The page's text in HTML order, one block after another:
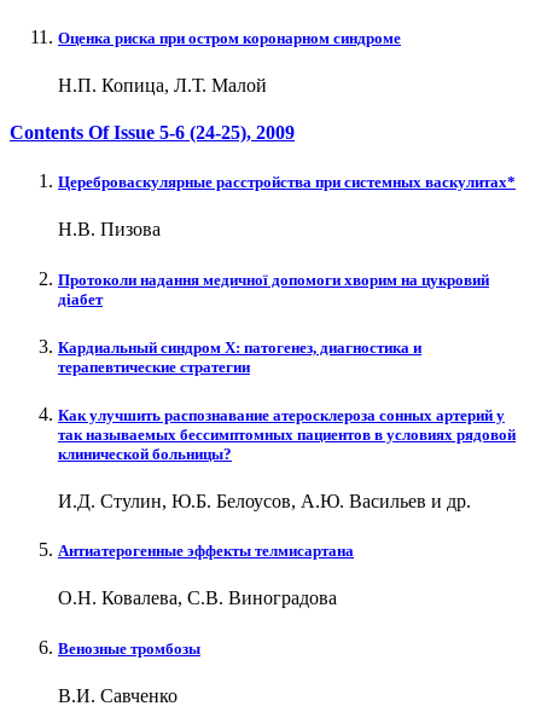
Оценка риска при остром коронарном синдроме
Н.П. Копица, Л.Т. Малой
Contents Of Issue 5-6 (24-25), 2009
Цереброваскулярные расстройства при системных васкулитах*
Н.В. Пизова
Протоколи надання медичної допомоги хворим на цукровий
діабет
Кардиальный синдром Х: патогенез, диагностика и
терапевтические стратегии
Как улучшить распознавание атеросклероза сонных артерий у
так называемых бессимптомных пациентов в условиях рядовой
клинической больницы?
И.Д. Стулин, Ю.Б. Белоусов, А.Ю. Васильев и др.
Антиатерогенные эффекты телмисартана
О.Н. Ковалева, С.В. Виноградова
Венозные тромбозы
В.И. Савченко